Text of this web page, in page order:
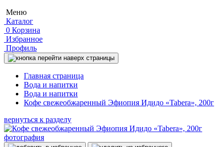
Меню
Каталог
0 Корзина
Избранное
Профиль
Главная страница
Вода и напитки
Вода и напитки
Кофе свежеобжаренный Эфиопия Идидо «Tabera», 200г
вернуться к разделу